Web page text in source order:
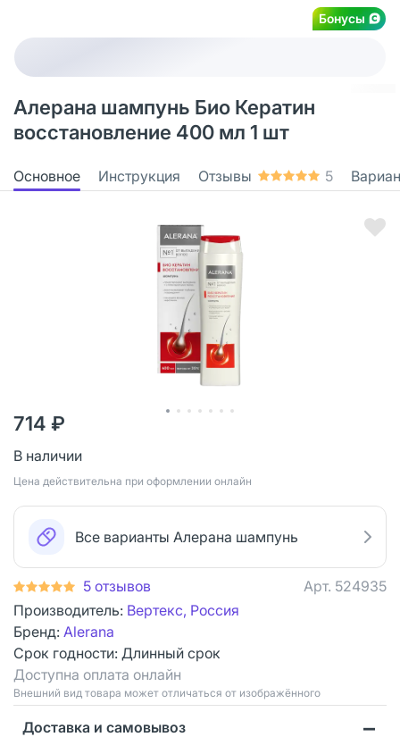
Бонусы
Алерана шампунь Био Кератин
восстановление 400 мл 1 шт
Основное Инструкция Отзывы 5
714 ₽
В наличии
Цена действительна при оформлении онлайн
Все варианты Алерана шампунь
5 отзывов Арт. 524935
Производитель: Вертекс, Россия
Бренд: Alerana
Срок годности: Длинный срок
Доступна оплата онлайн
Bнешний вид товара может отличаться от изображённого
Доставка и самовывоз